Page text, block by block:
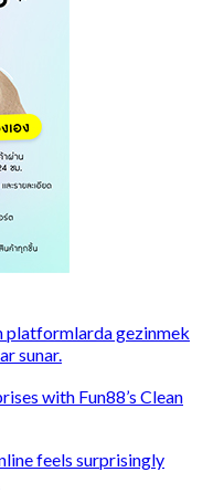
platformlarda gezinmek
sunar.
with Fun88’s Clean
feels surprisingly